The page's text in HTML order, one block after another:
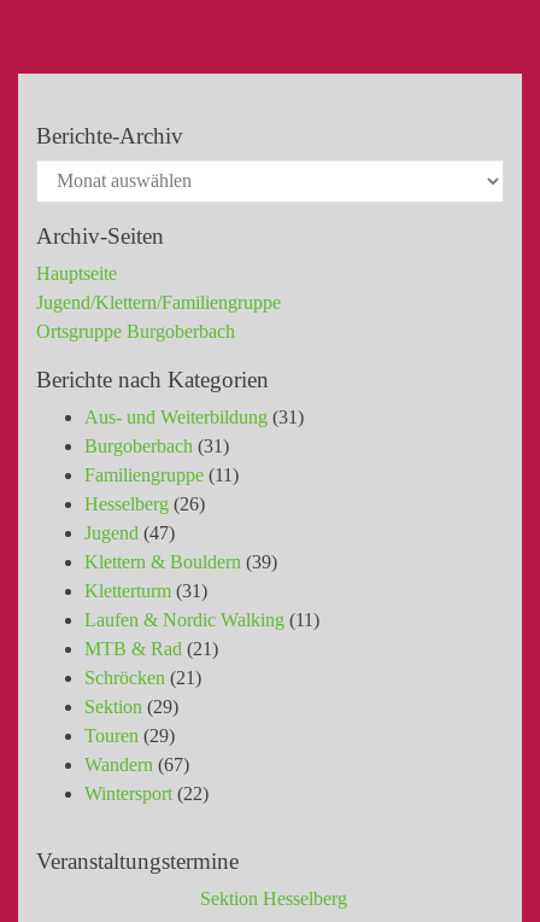
Berichte-Archiv
Archiv-Seiten
Hauptseite
Jugend/Klettern/Familiengruppe
Ortsgruppe Burgoberbach
Berichte nach Kategorien
Aus- und Weiterbildung (31)
Burgoberbach (31)
Familiengruppe (11)
Hesselberg (26)
Jugend (47)
Klettern & Bouldern (39)
Kletterturm (31)
Laufen & Nordic Walking (11)
MTB & Rad (21)
Schröcken (21)
Sektion (29)
Touren (29)
Wandern (67)
Wintersport (22)
Veranstaltungstermine
Sektion Hesselberg